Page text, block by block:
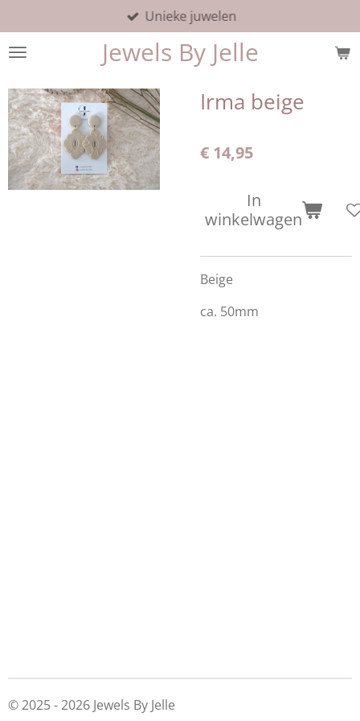
direct
naar
hoofdinhoud
Jewels By Jelle
Unieke juwelen
Irma beige
€ 14,95
In
winkelwagen
Beige
ca. 50mm
© 2025 - 2026 Jewels By Jelle